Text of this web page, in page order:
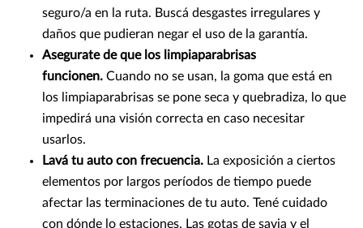
seguro/a en la ruta. Buscá desgastes irregulares y
daños que pudieran negar el uso de la garantía.
Asegurate de que los limpiaparabrisas
funcionen. Cuando no se usan, la goma que está en
los limpiaparabrisas se pone seca y quebradiza, lo que
impedirá una visión correcta en caso necesitar
usarlos.
Lavá tu auto con frecuencia. La exposición a ciertos
elementos por largos períodos de tiempo puede
afectar las terminaciones de tu auto. Tené cuidado
con dónde lo estaciones. Las gotas de savia y el